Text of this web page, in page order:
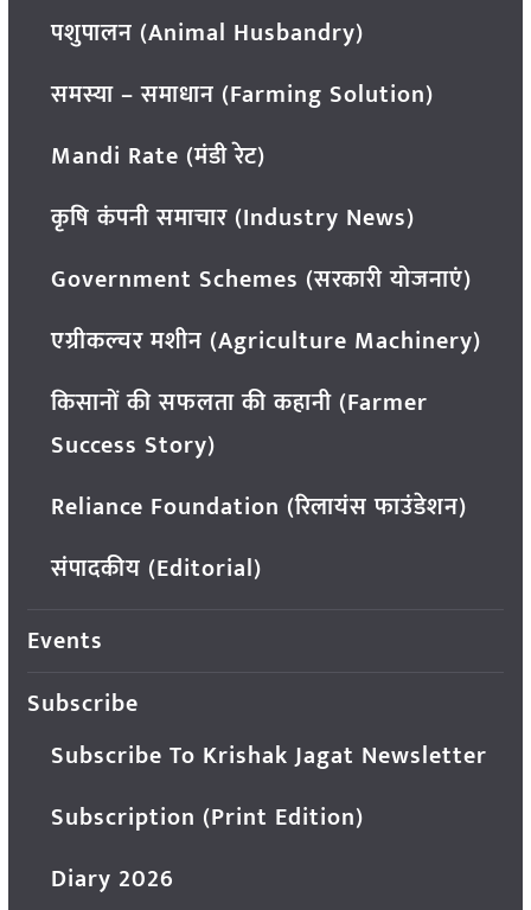
पशुपालन (Animal Husbandry)
समस्या – समाधान (Farming Solution)
Mandi Rate (मंडी रेट)
कृषि कंपनी समाचार (Industry News)
Government Schemes (सरकारी योजनाएं)
एग्रीकल्चर मशीन (Agriculture Machinery)
किसानों की सफलता की कहानी (Farmer
Success Story)
Reliance Foundation (रिलायंस फाउंडेशन)
संपादकीय (Editorial)
Events
Subscribe
Subscribe To Krishak Jagat Newsletter
Subscription (Print Edition)
Diary 2026